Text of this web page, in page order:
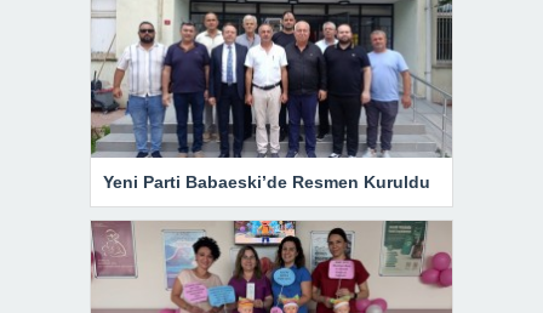
Yeni Parti Babaeski’de Resmen Kuruldu